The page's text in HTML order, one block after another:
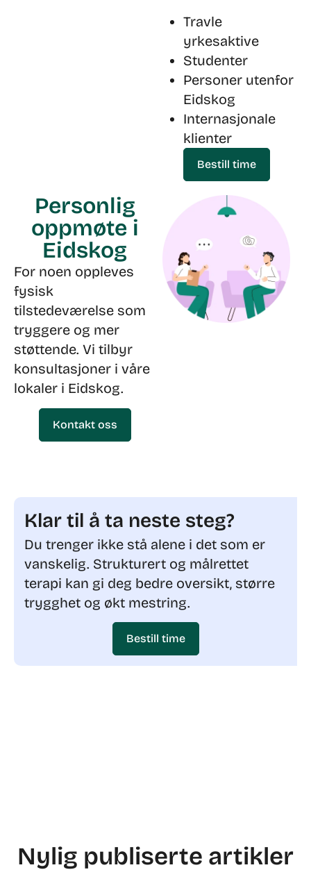
Travle
yrkesaktive
Studenter
Personer utenfor
Eidskog
Internasjonale
klienter
Bestill time
Personlig
oppmøte i
Eidskog
For noen oppleves
fysisk
tilstedeværelse som
tryggere og mer
støttende. Vi tilbyr
konsultasjoner i våre
lokaler i Eidskog.
Kontakt oss
Klar til å ta neste steg?
Du trenger ikke stå alene i det som er
vanskelig. Strukturert og målrettet
terapi kan gi deg bedre oversikt, større
trygghet og økt mestring.
Bestill time
Nylig publiserte artikler